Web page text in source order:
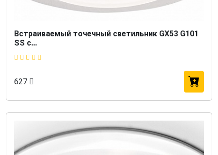
Встраиваемый точечный светильник GX53 G101
SS с...
627